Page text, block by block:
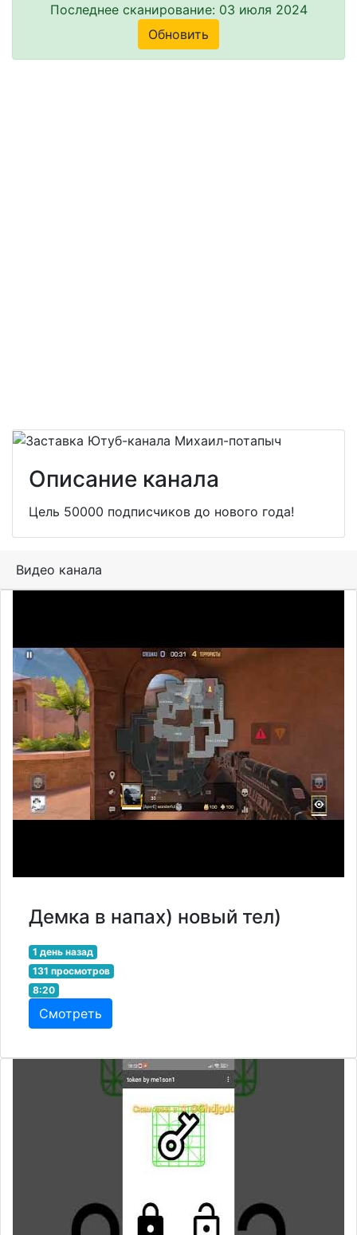
Последнее сканирование: 03 июля 2024
Обновить
Описание канала
Цель 50000 подписчиков до нового года!
Видео канала
Демка в напах) новый тел)
1 день назад
131 просмотров
8:20
Смотреть